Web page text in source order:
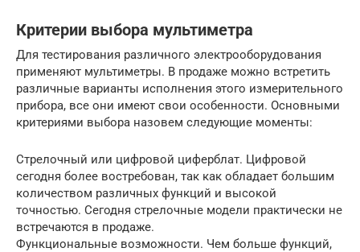
Критерии выбора мультиметра
Для тестирования различного электрооборудования
применяют мультиметры. В продаже можно встретить
различные варианты исполнения этого измерительного
прибора, все они имеют свои особенности. Основными
критериями выбора назовем следующие моменты:
Стрелочный или цифровой циферблат. Цифровой
сегодня более востребован, так как обладает большим
количеством различных функций и высокой
точностью. Сегодня стрелочные модели практически не
встречаются в продаже.
Функциональные возможности. Чем больше функций,